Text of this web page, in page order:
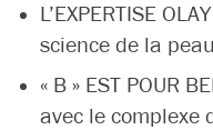
L’EXPERTISE
science de la peau
« B » EST POUR
avec le complexe